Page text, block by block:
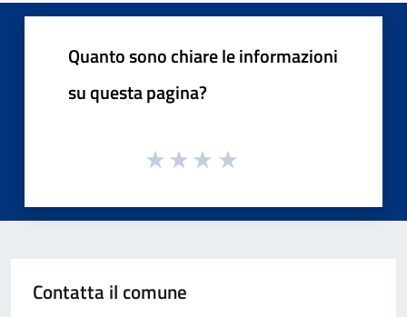
Quanto sono chiare le informazioni
su questa pagina?
Contatta il comune